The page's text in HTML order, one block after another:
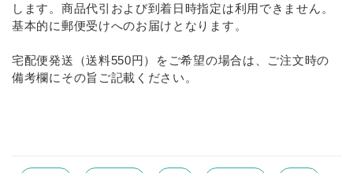
ACCOUNT MENU
meeting_room ログイン person 新規会員登録
します。商品代引および到着日時指定は利用できません。
基本的に郵便受けへのお届けとなります。
宅配便発送（送料550円）をご希望の場合は、ご注文時の
備考欄にその旨ご記載ください。